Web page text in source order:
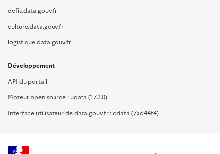
defis.data.gouv.fr
culture.data.gouv.fr
logistique.data.gouv.fr
Développement
API du portail
Moteur open source : udata (17.2.0)
Interface utilisateur de data.gouv.fr : cdata (7ad44f4)